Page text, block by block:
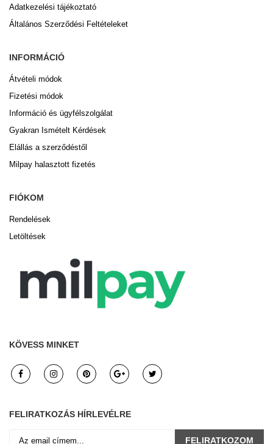
Adatkezelési tájékoztató
Általános Szerződési Feltételeket
INFORMÁCIÓ
Átvételi módok
Fizetési módok
Információ és ügyfélszolgálat
Gyakran Ismételt Kérdések
Elállás a szerződéstől
Milpay halasztott fizetés
FIÓKOM
Rendelések
Letöltések
KÖVESS MINKET
FELIRATKOZÁS HÍRLEVÉLRE
FELIRATKOZOM